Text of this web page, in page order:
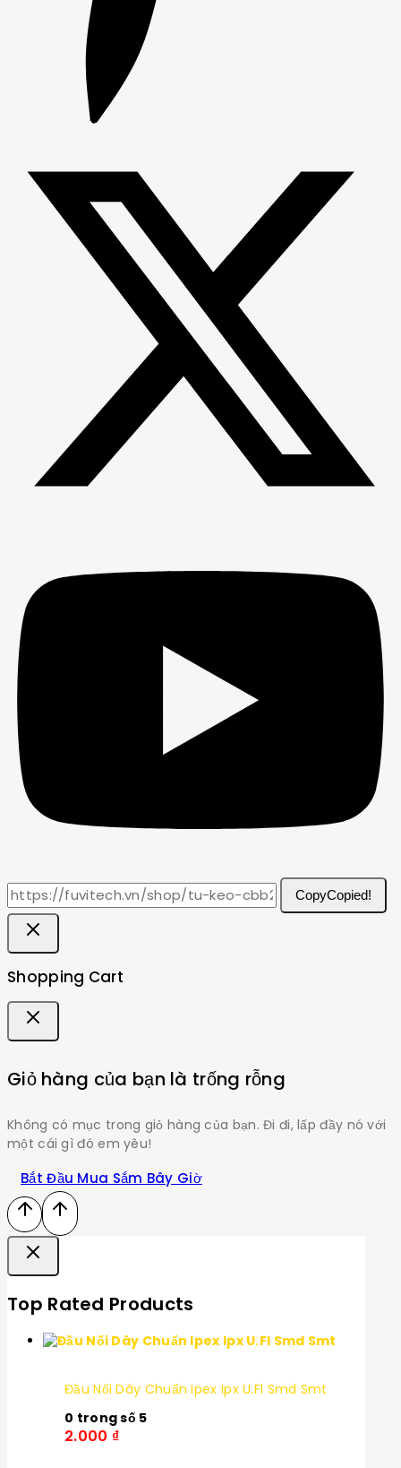
CopyCopied!
Shopping Cart
Giỏ hàng của bạn là trống rỗng
Không có mục trong giỏ hàng của bạn. Đi đi, lấp đầy nó với
một cái gì đó em yêu!
Bắt Đầu Mua Sắm Bây Giờ
Top Rated Products
Đầu Nối Dây Chuẩn Ipex Ipx U.Fl Smd Smt
0 trong số 5
2.000 ₫